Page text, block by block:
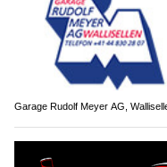
Garage Rudolf Meyer AG,